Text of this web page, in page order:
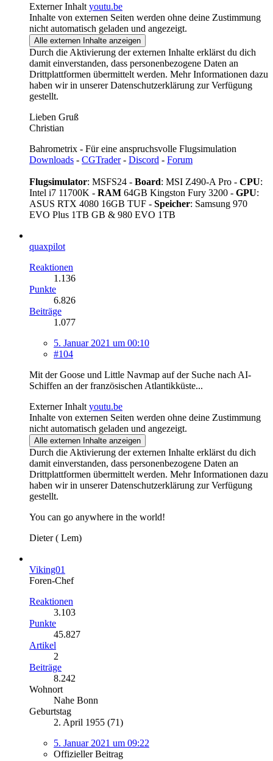
Externer Inhalt youtu.be
Inhalte von externen Seiten werden ohne deine Zustimmung
nicht automatisch geladen und angezeigt.
Alle externen Inhalte anzeigen
Durch die Aktivierung der externen Inhalte erklärst du dich
damit einverstanden, dass personenbezogene Daten an
Drittplattformen übermittelt werden. Mehr Informationen dazu
haben wir in unserer Datenschutzerklärung zur Verfügung
gestellt.
Lieben Gruß
Christian
Bahrometrix - Für eine anspruchsvolle Flugsimulation
Downloads - CGTrader- Discord - Forum
Flugsimulator: MSFS24 - Board: MSI Z490-A Pro - CPU:
Intel i7 11700K - RAM 64GB Kingston Fury 3200 - GPU:
ASUS RTX 4080 16GB TUF - Speicher: Samsung 970
EVO Plus 1TB GB & 980 EVO 1TB
quaxpilot
Reaktionen
1.136
Punkte
6.826
Beiträge
1.077
5. Januar 2021 um 00:10
#104
Mit der Goose und Little Navmap auf der Suche nach AI-
Schiffen an der französischen Atlantikküste...
Externer Inhalt youtu.be
Inhalte von externen Seiten werden ohne deine Zustimmung
nicht automatisch geladen und angezeigt.
Alle externen Inhalte anzeigen
Durch die Aktivierung der externen Inhalte erklärst du dich
damit einverstanden, dass personenbezogene Daten an
Drittplattformen übermittelt werden. Mehr Informationen dazu
haben wir in unserer Datenschutzerklärung zur Verfügung
gestellt.
You can go anywhere in the world!
Dieter ( Lem)
Viking01
Foren-Chef
Reaktionen
3.103
Punkte
45.827
Artikel
2
Beiträge
8.242
Wohnort
Nahe Bonn
Geburtstag
2. April 1955 (71)
5. Januar 2021 um 09:22
Offizieller Beitrag